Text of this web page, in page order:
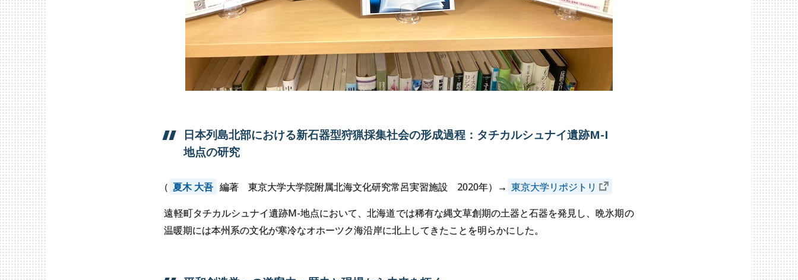
日本列島北部における新石器型狩猟採集社会の形成過程： タチカルシュナイ遺跡M-I
地点の研究
（ 夏木 大吾 編著 東京大学大学院附属北海文化研究常呂実習施設 2020年）→ 東京大学リポジトリ
遠軽町タチカルシュナイ遺跡M-地点において、北海道では稀有な縄文草創期の土器と石器を発見し、晩氷期の
温暖期には本州系の文化が寒冷なオホーツク海沿岸に北上してきたことを明らかにした。